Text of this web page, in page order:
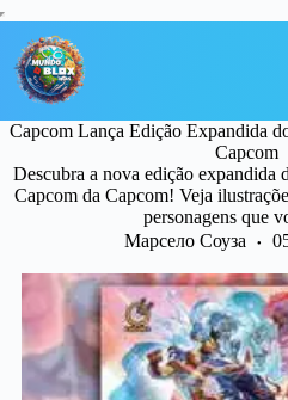
Capcom Lança Edição Expandida
Capcom
Descubra a nova edição
Capcom da Capcom! Veja
personagens que
Марсело Соуза